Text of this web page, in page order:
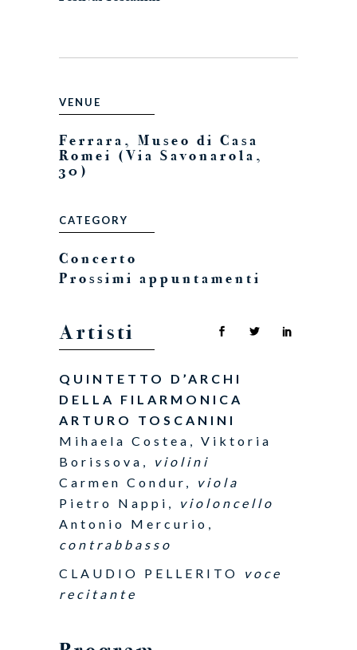
VENUE
Ferrara, Museo di Casa
Romei (Via Savonarola,
30)
CATEGORY
Concerto
Prossimi appuntamenti
Artisti
QUINTETTO D’ARCHI
DELLA FILARMONICA
ARTURO TOSCANINI
Mihaela Costea, Viktoria
Borissova,
violini
Carmen Condur,
viola
Pietro Nappi,
violoncello
Antonio Mercurio,
contrabbasso
CLAUDIO PELLERITO
voce
recitante